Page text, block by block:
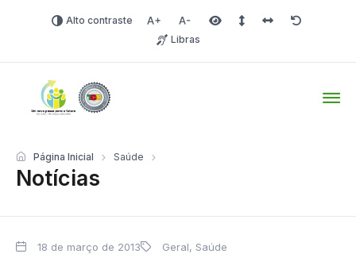
Alto contraste Aumentar fonte
Diminuir fonteÁrea selecionada
Espaçamento de linha
Espaço dos
Redefinir
Libras
Notícias
Página Inicial Saúde
18 de março de 2013 Geral, Saúde